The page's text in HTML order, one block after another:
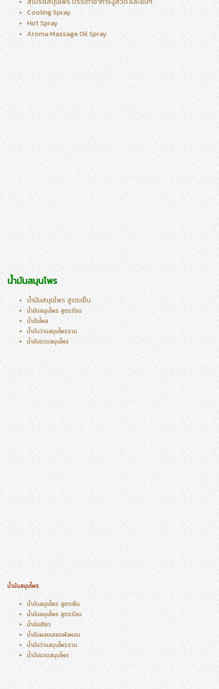
Cooling Spray
Hot Spray
Aroma Massage Oil Spray
น้ำมันสมุนไพร
น้ำมันสมุนไพร สูตรเย็น
น้ำมันสมุนไพร สูตรร้อน
น้ำมันไพล
น้ำมันว่านสมุนไพรรวม
น้ำมันนวดสมุนไพร
น้ำมันสมุนไพร
น้ำมันสมุนไพร สูตรเย็น
น้ำมันสมุนไพร สูตรร้อน
น้ำมันเขียว
น้ำมันผสมเสลดพังพอน
น้ำมันว่านสมุนไพรรวม
น้ำมันนวดสมุนไพร